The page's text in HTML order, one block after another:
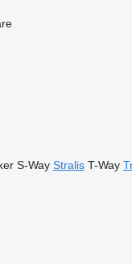
S-Way Stralis T-Way